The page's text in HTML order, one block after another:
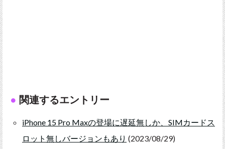
関連するエントリー
iPhone 15 Pro Maxの登場に遅延無しか、SIMカードス
ロット無しバージョンもあり (2023/08/29)